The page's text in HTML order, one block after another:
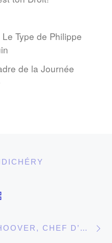
Type de Philippe
de la Journée
RENCONTRE AVEC MR HOOVER, CHEF D’ÉTABLISSEMENT DE L’AISC